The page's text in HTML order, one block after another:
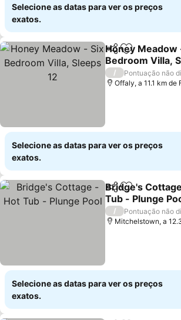
Selecione as datas para ver os preços
exatos.
PartilharAdicionar
Honey Meadow
Bedroom Villa,
Ver preços
/
Pontuação não
Offaly, a 11.1 km de
Selecione as datas para ver os preços
exatos.
PartilharAdicionar
Bridge's
Tub - Plunge
Ver preços
/
Pontuação não
Mitchelstown, a
Selecione as datas para ver os preços
exatos.